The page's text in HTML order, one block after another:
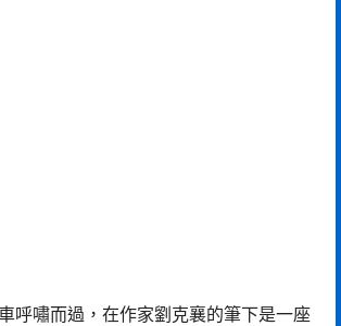
呼嘯而過，在作家劉克襄的筆下是一座